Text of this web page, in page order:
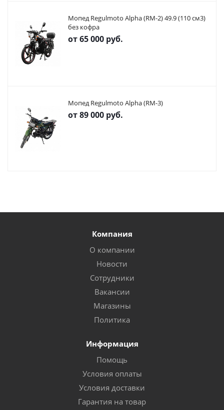
Мопед Regulmoto Alpha (RM-2) 49.9 (110 см3)
без кофра
от65 000 руб.
Мопед Regulmoto Alpha (RM-3)
от89 000 руб.
Компания
О компании
Новости
Сотрудники
Вакансии
Магазины
Политика
Информация
Помощь
Условия оплаты
Условия доставки
Гарантия на товар